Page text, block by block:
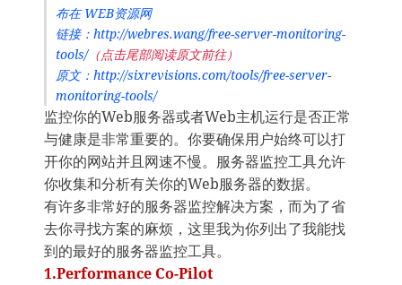
布在 WEB资源网
链接：http://webres.wang/free-server-monitoring-
tools/（点击尾部阅读原文前往）
原文：http://sixrevisions.com/tools/free-server-
monitoring-tools/
监控你的Web服务器或者Web主机运行是否正常
与健康是非常重要的。你要确保用户始终可以打
开你的网站并且网速不慢。服务器监控工具允许
你收集和分析有关你的Web服务器的数据。
有许多非常好的服务器监控解决方案，而为了省
去你寻找方案的麻烦，这里我为你列出了我能找
到的最好的服务器监控工具。
1.Performance Co-Pilot